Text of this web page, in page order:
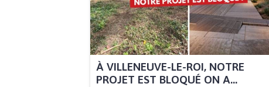
À VILLENEUVE-LE-ROI, NOTRE
PROJET EST BLOQUÉ ON A...